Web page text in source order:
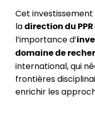
Cet investissement
la direction du
l’importance d’
domaine de
international, qui
frontières
enrichir les